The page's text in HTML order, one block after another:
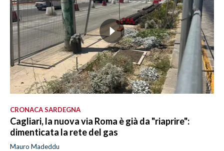
CRONACA SARDEGNA
Cagliari, la nuova via Roma è già da "riaprire":
dimenticata la rete del gas
Mauro Madeddu